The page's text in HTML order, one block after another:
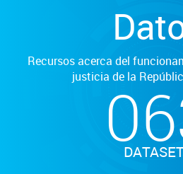
Recursos acerca del
justicia de la